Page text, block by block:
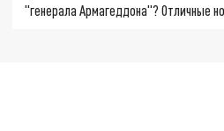
"генерала Армагеддона"? Отличные